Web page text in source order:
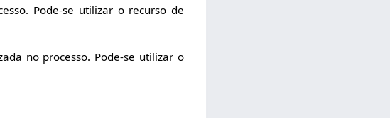
Pode-se utilizar o recurso de
no processo. Pode-se utilizar o